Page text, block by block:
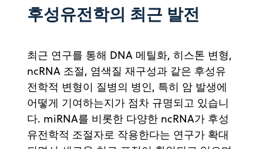
후성유전학의 최근 발전
최근 연구를 통해 DNA 메틸화, 히스톤 변형,
ncRNA 조절, 염색질 재구성과 같은 후성유
전학적 변형이 질병의 병인, 특히 암 발생에
어떻게 기여하는지가 점차 규명되고 있습니
다. miRNA를 비롯한 다양한 ncRNA가 후성
유전학적 조절자로 작용한다는 연구가 확대